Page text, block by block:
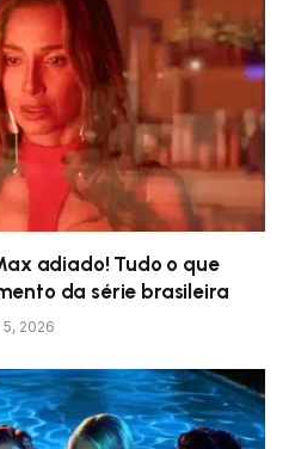
adiado! Tudo o que
da série brasileira
2026